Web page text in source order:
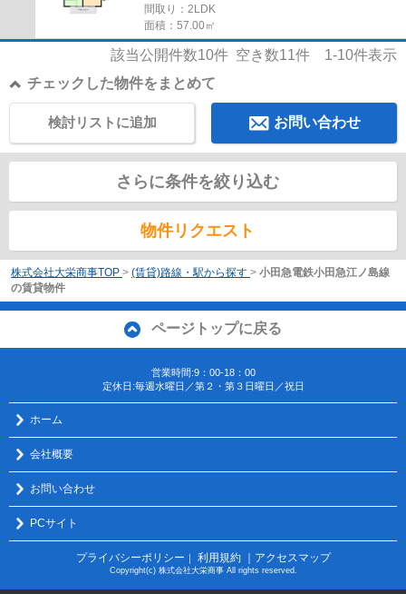
間取り：2LDK
面積：57.00㎡
該当公開件数10件 空き数11件 1-10件表示
チェックした物件をまとめて
お問い合わせ
検討リストに追加
さらに条件を絞り込む
物件リクエスト
株式会社大栄商事TOP > (賃貸)路線・駅から探す > 小田急電鉄小田急江ノ島線
の賃貸物件
ページトップに戻る
営業時間:9：00-18：00
定休日:毎週水曜日／第２・第３日曜日／祝日
ホーム
会社概要
お問い合わせ
PCサイト
プライバシーポリシー ｜ 利用規約 ｜アクセスマップ
Copyright(c) 株式会社大栄商事 All rights reserved.